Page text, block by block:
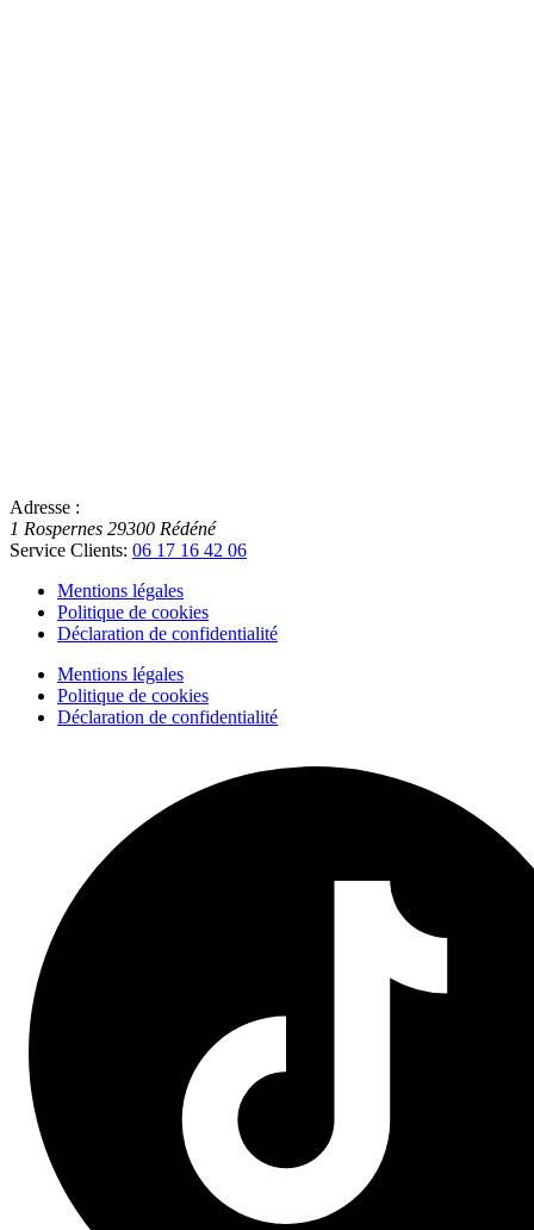
Adresse :
1 Rospernes 29300 Rédéné
Service Clients: 06 17 16 42 06
Mentions légales
Politique de cookies
Déclaration de confidentialité
Mentions légales
Politique de cookies
Déclaration de confidentialité